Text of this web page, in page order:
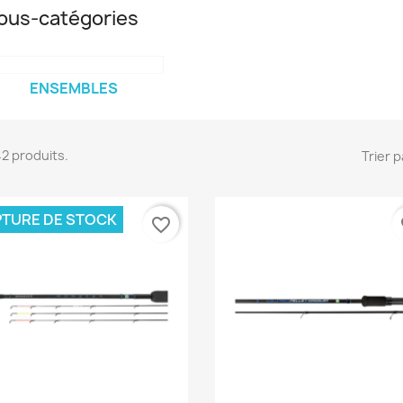
catégories
ENSEMBLES
produits. Trier
DE STOCK favorite_border